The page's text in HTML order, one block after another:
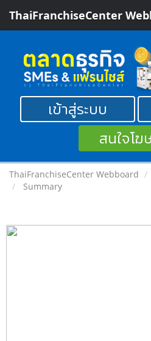
ThaiFranchiseCenter
เข้าสู่ระบบ
สนใจโ
ThaiFranchiseCenter Webboard
Summary